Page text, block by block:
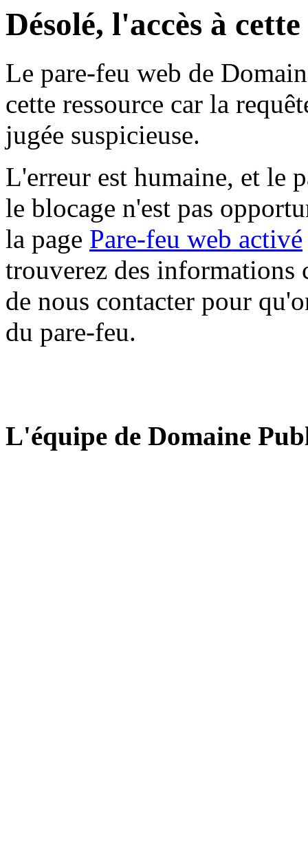
Désolé, l'accès à
Le pare-feu web de
cette ressource car la
jugée suspicieuse.
L'erreur est humaine, et le
le blocage n'est pas
la page Pare-feu web activé
trouverez des informations
de nous contacter pour
du pare-feu.
L'équipe de Domaine